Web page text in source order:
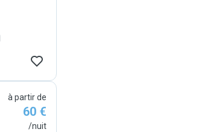
à partir de
60 €
/nuit